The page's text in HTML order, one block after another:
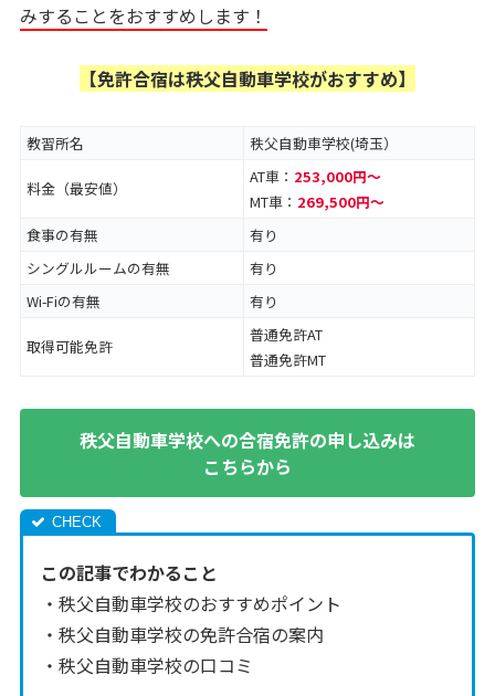
みすることをおすすめします！
【免許合宿は秩父自動車学校がおすすめ】
教習所名 秩父自動車学校(埼玉）
料金（最安値）
AT車： 253,000円〜
MT車： 269,500円〜
食事の有無
有り
シングルルームの有無
有り
Wi-Fiの有無
有り
取得可能免許
普通免許AT
普通免許MT
秩父自動車学校への合宿免許の申し込みは
こちらから
この記事でわかること
・秩父自動車学校のおすすめポイント
・秩父自動車学校の免許合宿の案内
・秩父自動車学校の口コミ